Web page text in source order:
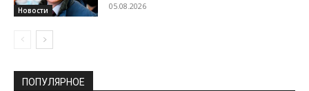
Новости 05.08.2026
ПОПУЛЯРНОЕ